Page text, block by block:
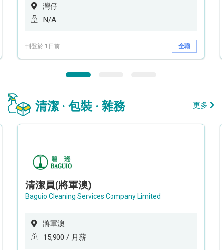
灣仔
N/A
刊登於 1日前 全職
清潔 · 包裝 · 雜務 更多
清潔員(將軍澳)
Baguio Cleaning Services Company Limited
將軍澳
15,900 / 月薪